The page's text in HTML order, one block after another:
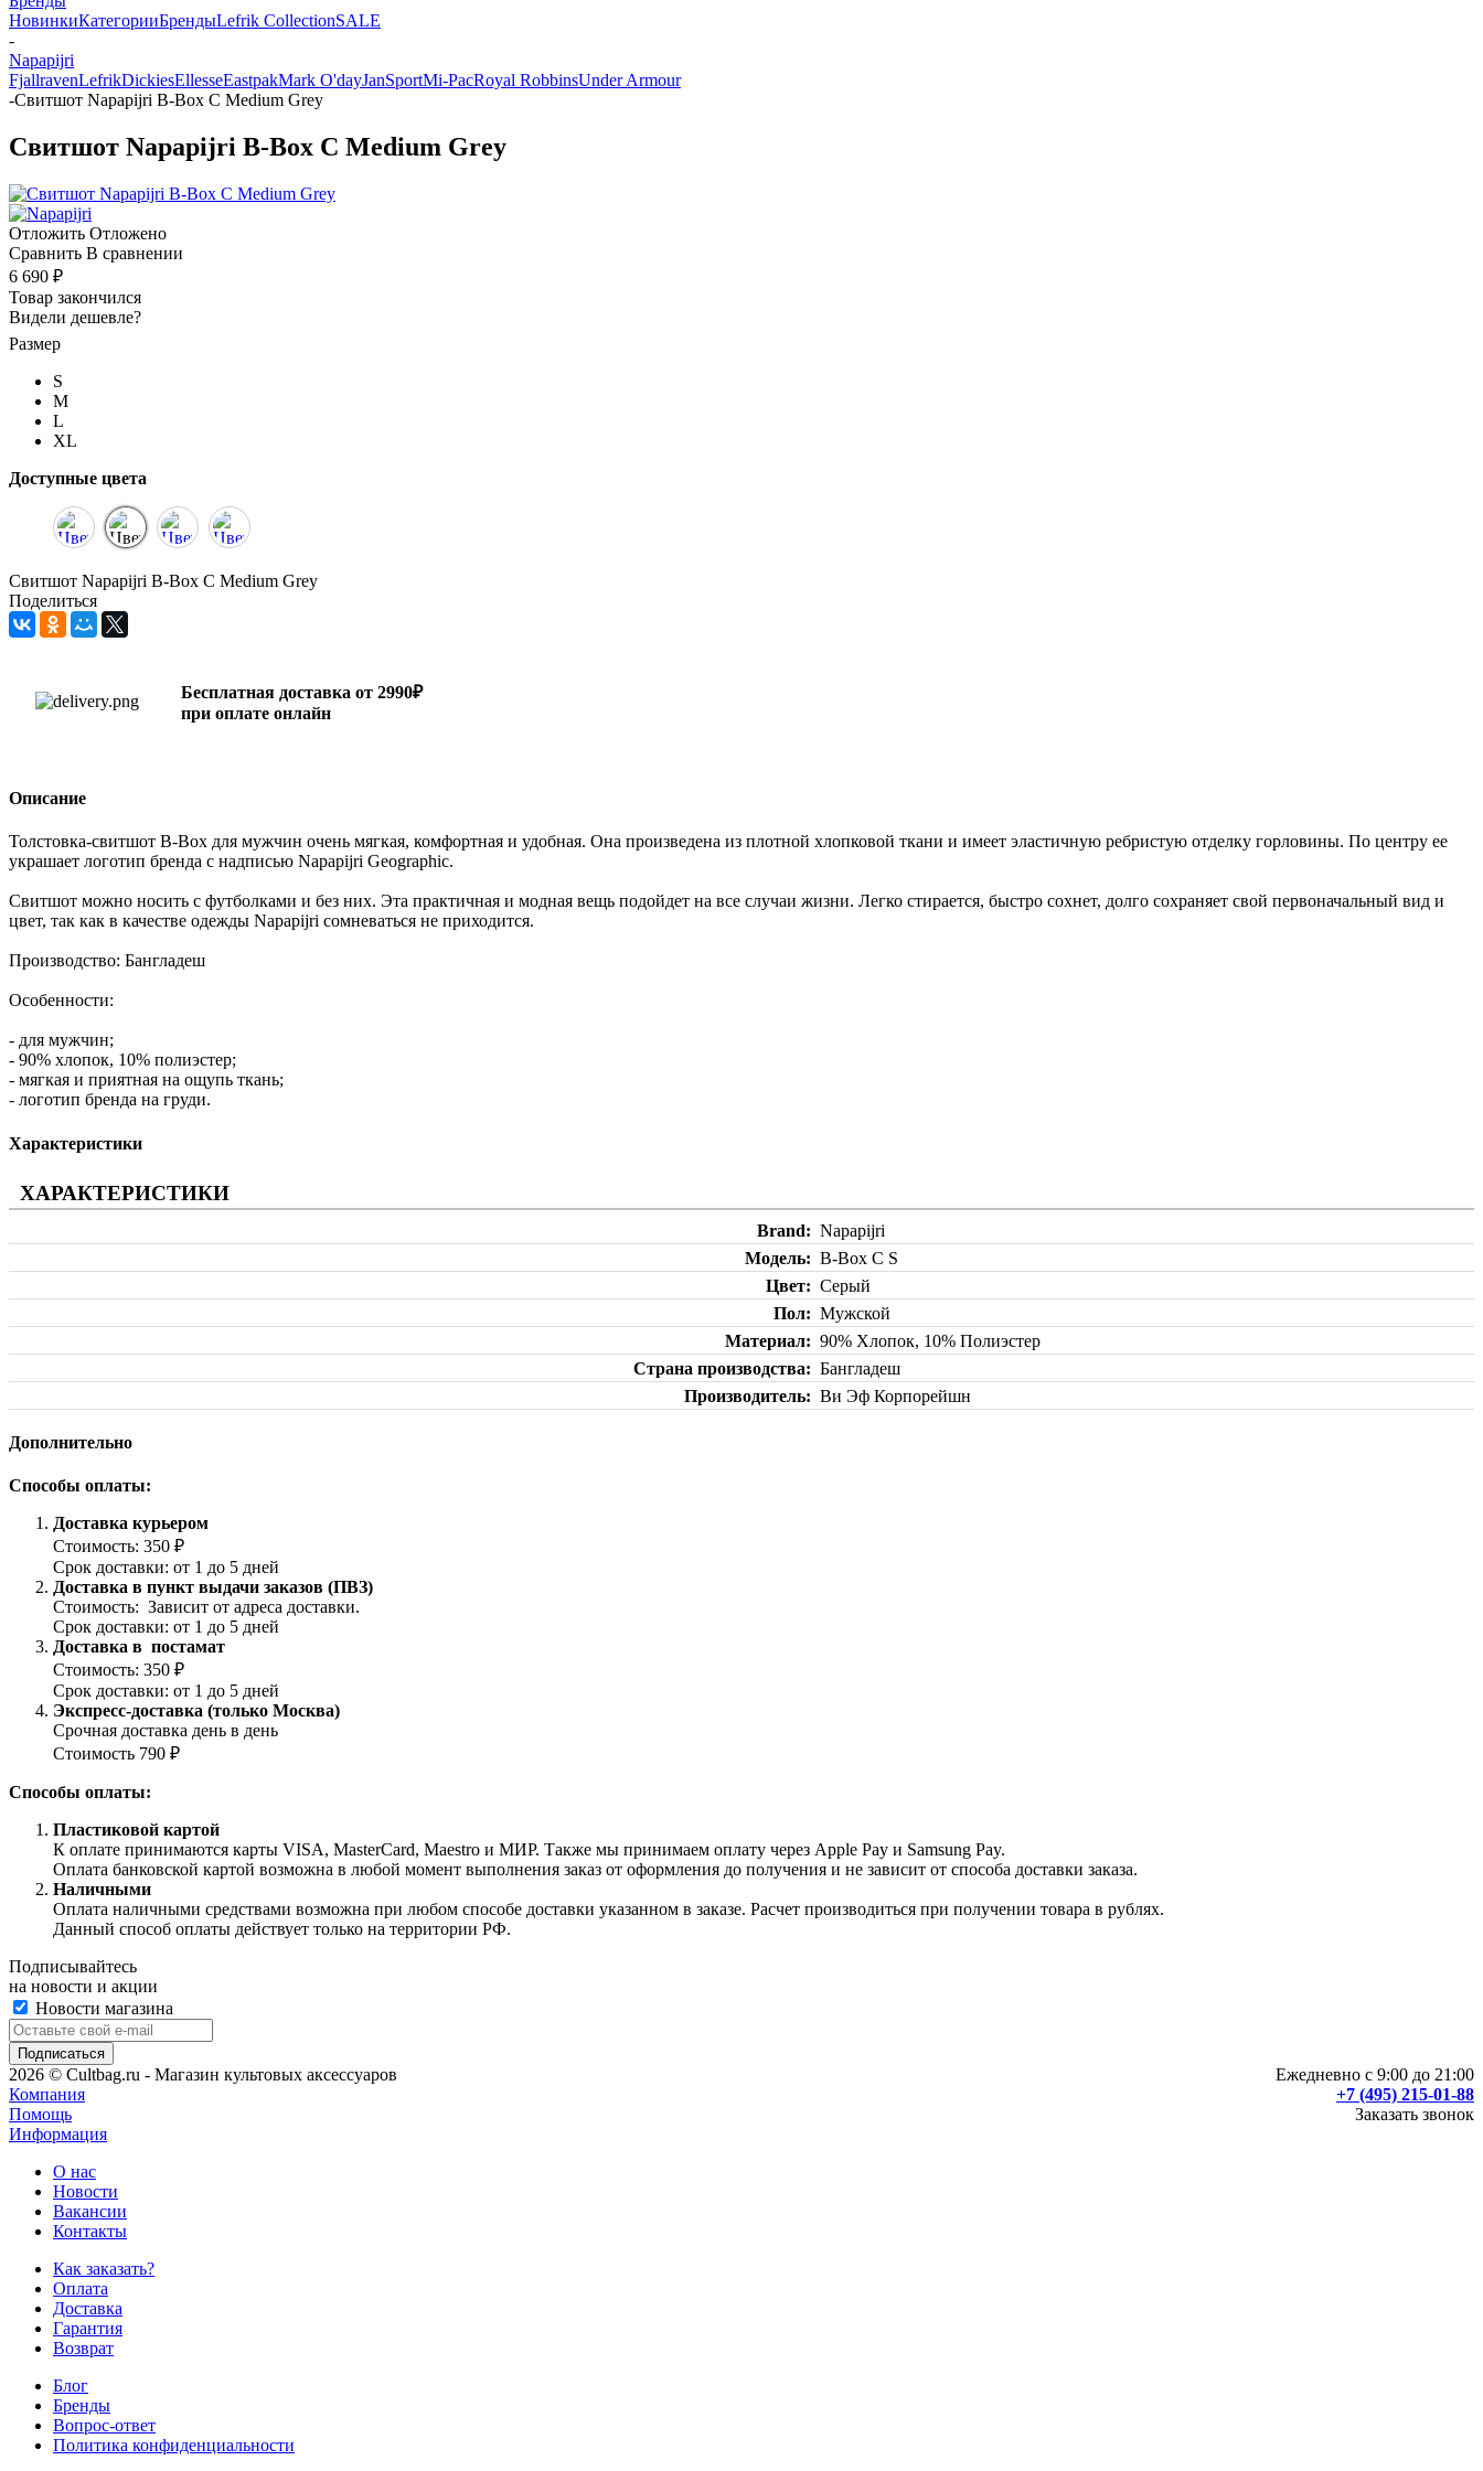
НовинкиКатегорииБрендыLefrik CollectionSALE
-
Napapijri
FjallravenLefrikDickiesEllesseEastpakMark O'dayJanSportMi-PacRoyal RobbinsUnder Armour
-Свитшот Napapijri B-Box C Medium Grey
Свитшот Napapijri B-Box C Medium Grey
Отложить Отложено
Сравнить В сравнении
6 690 ₽
Товар закончился
Видели дешевле?
Размер
S
M
L
XL
Доступные цвета
Свитшот Napapijri B-Box C Medium Grey
Поделиться
Бесплатная доставка от 2990₽
при оплате онлайн
Описание
Толстовка-свитшот B-Box для мужчин очень мягкая, комфортная и удобная. Она произведена из плотной хлопковой ткани и имеет эластичную ребристую отделку горловины. По центру ее
украшает логотип бренда с надписью Napapijri Geographic.
Свитшот можно носить с футболками и без них. Эта практичная и модная вещь подойдет на все случаи жизни. Легко стирается, быстро сохнет, долго сохраняет свой первоначальный вид и
цвет, так как в качестве одежды Napapijri сомневаться не приходится.
Производство: Бангладеш
Особенности:
- для мужчин;
- 90% хлопок, 10% полиэстер;
- мягкая и приятная на ощупь ткань;
- логотип бренда на груди.
Характеристики
ХАРАКТЕРИСТИКИ
Brand
Napapijri
Модель
B-Box C S
Цвет
Серый
Пол
Мужской
Материал
90% Хлопок, 10% Полиэстер
Страна производства
Бангладеш
Производитель
Ви Эф Корпорейшн
Дополнительно
Способы оплаты:
Доставка курьером
Стоимость: 350 ₽
Срок доставки: от 1 до 5 дней
Доставка в пункт выдачи заказов (ПВЗ)
Стоимость: Зависит от адреса доставки.
Срок доставки: от 1 до 5 дней
Доставка в постамат
Стоимость: 350 ₽
Срок доставки: от 1 до 5 дней
Экспресс-доставка (только Москва)
Срочная доставка день в день
Стоимость 790 ₽
Способы оплаты:
Пластиковой картой
К оплате принимаются карты VISA, MasterCard, Maestro и МИР. Также мы принимаем оплату через Apple Pay и Samsung Pay.
Оплата банковской картой возможна в любой момент выполнения заказ от оформления до получения и не зависит от способа доставки заказа.
Наличными
Оплата наличными средствами возможна при любом способе доставки указанном в заказе. Расчет производиться при получении товара в рублях.
Данный способ оплаты действует только на территории РФ.
Подписывайтесь
на новости и акции
Новости магазина
Ежедневно с 9:00 до 21:00
+7 (495) 215-01-88
Заказать звонок
2026 © Cultbag.ru - Магазин культовых аксессуаров
Компания
Помощь
Информация
О нас
Новости
Вакансии
Контакты
Как заказать?
Оплата
Доставка
Гарантия
Возврат
Блог
Бренды
Вопрос-ответ
Политика конфиденциальности